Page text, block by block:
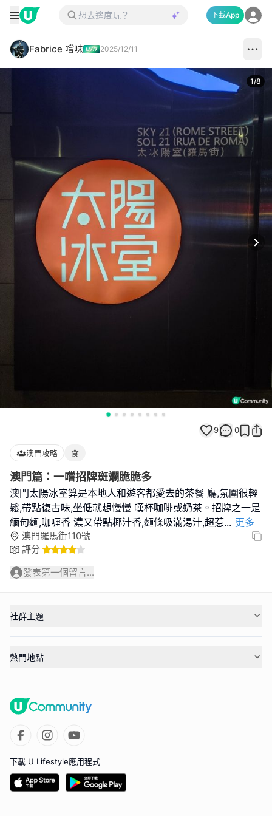
下載App
Fabrice 嚐味 2025/12/11
1/8
9 0
澳門攻略 食
澳門篇：一嚐招牌斑斕脆脆多
澳門太陽冰室算是本地人和遊客都愛去的茶餐 廳,氛圍很輕
鬆,帶點復古味,坐低就想慢慢 嘆杯咖啡或奶茶。招牌之一是
緬甸麵,咖喱香 濃又帶點椰汁香,麵條吸滿湯汁,超惹... 更多
澳門羅馬街110號
評分
發表第一個留言...
社群主題
熱門地點
下載 U Lifestyle應用程式